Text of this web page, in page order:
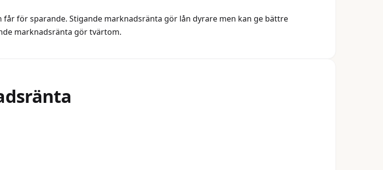
för sparande. Stigande marknadsränta gör lån dyrare men kan ge bättre
marknadsränta gör tvärtom.